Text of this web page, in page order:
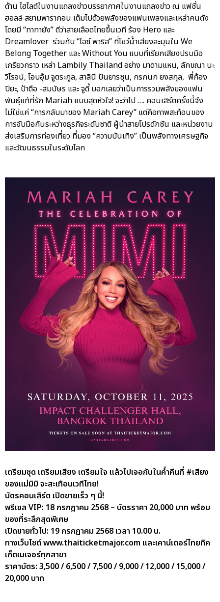
ด้าน ไฮไลต์ในงานแถลงข่าวบรรยากาศในงานแถลงข่าว ณ แฟชั่น
ฮอลล์ สยามพารากอน เต็มไปด้วยพลังของแฟนเพลงและเหล่าคนดัง
โดยมี “ทาทายัง” ดีว่าสายเลือดไทยขึ้นเวที ร้อง Hero และ
Dreamlover ร่วมกับ “ไอซ์ พาริส” ที่โชว์น้ำเสียงละมุนใน We
Belong Together และ Without You แบบที่เรียกเสียงปรบมือ
เกรียวกราว เหล่า Lambily Thailand อย่าง มาดามแหน, ลักขณา นะ
วิโรจน์, โอบอุ้ม จูตระกูล, สาลินี ปันยารชุน, กรกนก ยงสกุล, พี่ก้อง
ปิยะ, ป้าตือ -สมบัษร และ จูดี้ บอกเลยว่าเป็นการรวมพลังของแฟน
พันธุ์แท้ที่รัก Mariah แบบสุดหัวใจ! จะว่าไป …. คอนเสิร์ตครั้งนี้จึง
ไม่ใช่แค่ “การกลับมาของ Mariah Carey” แต่คือภาพสะท้อนของ
การจับมือกันระหว่างธุรกิจระดับชาติ ผู้นำสายโปรดักชัน และหน่วยงาน
ส่งเสริมการท่องเที่ยว ที่มอง “ความบันเทิง” เป็นพลังทางเศรษฐกิจ
และวัฒนธรรมในระดับโลก
เตรียมชุด เตรียมเสียง เตรียมใจ แล้วไปเจอกันในค่ำคืนที่ #เสียง
ของแม่มิมิ จะสะเทือนเวทีไทย!
บัตรคอนเสิร์ต เปิดขายเร็ว ๆ นี้!
พรีเซล VIP: 18 กรกฎาคม 2568 – บัตรราคา 20,000 บาท พร้อม
ของที่ระลึกสุดพิเศษ
เปิดขายทั่วไป: 19 กรกฎาคม 2568 เวลา 10.00 น.
ทางเว็บไซต์ www.thaiticketmajor.com และเคาน์เตอร์ไทยทิค
เก็ตเมเจอร์ทุกสาขา
ราคาบัตร: 3,500 / 6,500 / 7,500 / 9,000 / 12,000 / 15,000 /
20,000 บาท